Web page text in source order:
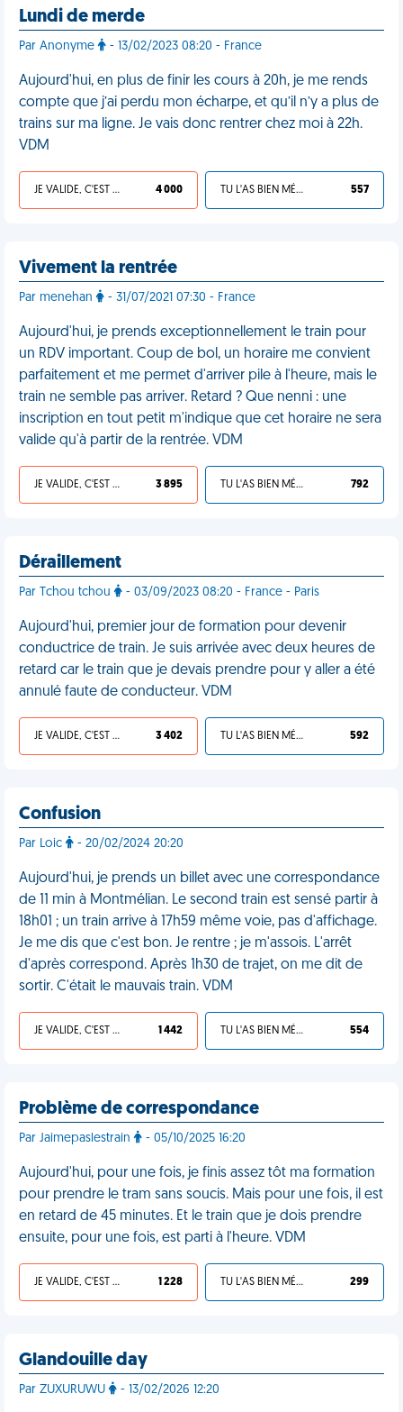
Lundi de merde
Par Anonyme - 13/02/2023 08:20 - France
Aujourd'hui, en plus de finir les cours à 20h, je me rends
compte que j’ai perdu mon écharpe, et qu’il n’y a plus de
trains sur ma ligne. Je vais donc rentrer chez moi à 22h.
VDM
JE VALIDE, C'EST UNE VDM 4 000 TU L'AS BIEN MÉRITÉ 557
Vivement la rentrée
Par menehan - 31/07/2021 07:30 - France
Aujourd'hui, je prends exceptionnellement le train pour
un RDV important. Coup de bol, un horaire me convient
parfaitement et me permet d'arriver pile à l'heure, mais le
train ne semble pas arriver. Retard ? Que nenni : une
inscription en tout petit m'indique que cet horaire ne sera
valide qu'à partir de la rentrée. VDM
JE VALIDE, C'EST UNE VDM 3 895 TU L'AS BIEN MÉRITÉ 792
Déraillement
Par Tchou tchou - 03/09/2023 08:20 - France - Paris
Aujourd'hui, premier jour de formation pour devenir
conductrice de train. Je suis arrivée avec deux heures de
retard car le train que je devais prendre pour y aller a été
annulé faute de conducteur. VDM
JE VALIDE, C'EST UNE VDM 3 402 TU L'AS BIEN MÉRITÉ 592
Confusion
Par Loic - 20/02/2024 20:20
Aujourd'hui, je prends un billet avec une correspondance
de 11 min à Montmélian. Le second train est sensé partir à
18h01 ; un train arrive à 17h59 même voie, pas d'affichage.
Je me dis que c'est bon. Je rentre ; je m'assois. L'arrêt
d'après correspond. Après 1h30 de trajet, on me dit de
sortir. C'était le mauvais train. VDM
JE VALIDE, C'EST UNE VDM 1 442 TU L'AS BIEN MÉRITÉ 554
Problème de correspondance
Par Jaimepaslestrain - 05/10/2025 16:20
Aujourd'hui, pour une fois, je finis assez tôt ma formation
pour prendre le tram sans soucis. Mais pour une fois, il est
en retard de 45 minutes. Et le train que je dois prendre
ensuite, pour une fois, est parti à l'heure. VDM
JE VALIDE, C'EST UNE VDM 1 228 TU L'AS BIEN MÉRITÉ 299
Glandouille day
Par ZUXURUWU - 13/02/2026 12:20